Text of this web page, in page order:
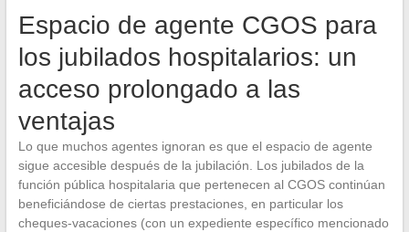
Espacio de agente CGOS para
los jubilados hospitalarios: un
acceso prolongado a las
ventajas
Lo que muchos agentes ignoran es que el espacio de agente
sigue accesible después de la jubilación. Los jubilados de la
función pública hospitalaria que pertenecen al CGOS continúan
beneficiándose de ciertas prestaciones, en particular los
cheques-vacaciones (con un expediente específico mencionado